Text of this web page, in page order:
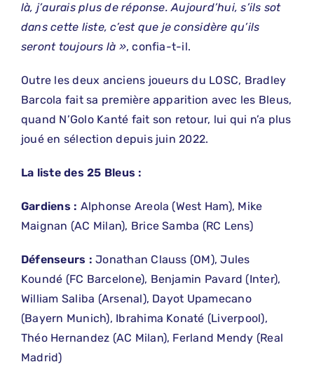
là, j’aurais plus de réponse. Aujourd’hui, s’ils sot
dans cette liste, c’est que je considère qu’ils
seront toujours là », confia-t-il.
Outre les deux anciens joueurs du LOSC, Bradley
Barcola fait sa première apparition avec les Bleus,
quand N’Golo Kanté fait son retour, lui qui n’a plus
joué en sélection depuis juin 2022.
La liste des 25 Bleus :
Gardiens : Alphonse Areola (West Ham), Mike
Maignan (AC Milan), Brice Samba (RC Lens)
Défenseurs : Jonathan Clauss (OM), Jules
Koundé (FC Barcelone), Benjamin Pavard (Inter),
William Saliba (Arsenal), Dayot Upamecano
(Bayern Munich), Ibrahima Konaté (Liverpool),
Théo Hernandez (AC Milan), Ferland Mendy (Real
Madrid)